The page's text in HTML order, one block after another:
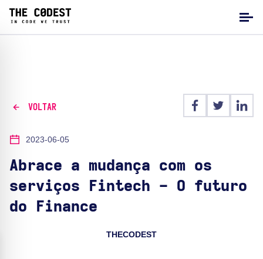
VOLTAR
2023-06-05
Abrace a mudança com os
serviços Fintech - O futuro
do Finance
THECODEST